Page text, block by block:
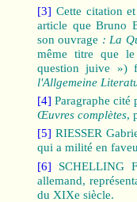
[3] Cette citation
article que Bruno
son ouvrage : La
même titre que
question juive »)
l'Allgemeine
[4] Paragraphe cité
Œuvres complètes,
[5] RIESSER
qui a milité en
[6] SCHELLING
allemand,
du XIXe siècle.